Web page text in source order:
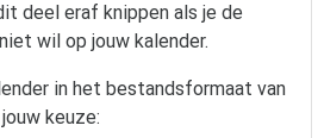
deel eraf knippen als je de
wil op jouw kalender.
in het bestandsformaat van
jouw keuze: